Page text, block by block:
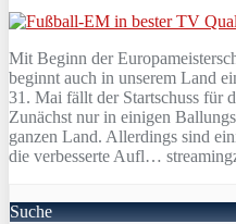
Mit Beginn der
beginnt auch in unserem Land
31. Mai fällt der Startschuss für
Zunächst nur in einigen
ganzen Land. Allerdings sind
die verbesserte Aufl…
Suche